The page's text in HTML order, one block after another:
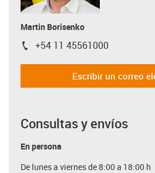
Martin Borisenko
igus-icon-phone
+54 11 45561000
Escribir un correo
Consultas y envíos
En persona
De lunes a viernes de 8:00 a 18:00 h